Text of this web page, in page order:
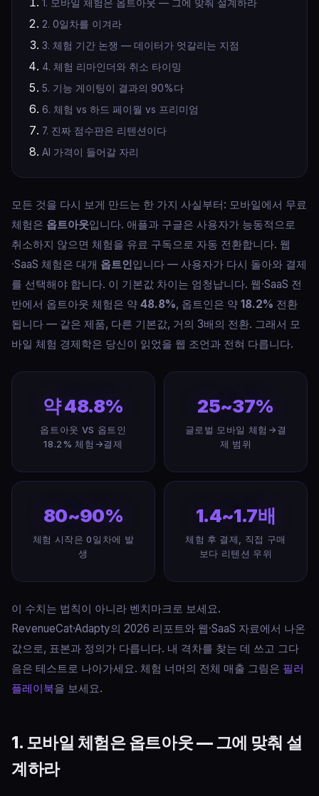
1. 모바일 체험은 옵트아웃 — 그에 맞춰 설계하라
2. 0일차를 이겨라
3. 체험 기간 논쟁 — 데이터가 엇갈리는 지점
4. 체험 리마인더와 취소 타이밍
5. 기능 게이팅이 결과의 90%다
6. 체험 vs 하드 페이월 vs 프리미엄
7. 진짜 점수판은 리텐션이다
AI 가격이 들어갈 자리
모든 것을 다시 보게 만드는 한 가지 사실부터: 모바일에서 무료
체험은 옵트아웃입니다. 애플과 구글은 사용자가 능동적으로
취소하지 않으면 체험을 유료 구독으로 자동 전환합니다. 웹
·SaaS 체험은 대개 옵트인입니다 — 사용자가 다시 돌아와 결제
를 선택해야 합니다. 이 기본값 차이는 엄청납니다. 웹·SaaS 전
반에서 옵트아웃 체험은 약 48.8%, 옵트인은 약 18.2% 전환
됩니다 — 같은 제품, 다른 기본값, 거의 3배의 전환. 그래서 모
바일 체험 경제학은 당신이 읽었을 웹 조언과 전혀 다릅니다.
약 48.8%
옵트아웃 VS 옵트인
18.2% 체험→결제
25~37%
글로벌 모바일 체험→결
제 범위
80~90%
체험 시작은 0일차에 발
생
1.4~1.7배
체험 후 결제, 직접 구매
보다 리텐션 우위
이 수치는 법칙이 아니라 벤치마크로 보세요.
RevenueCat·Adapty의 2026 리포트와 웹·SaaS 자료에서 나온
값으로, 표본과 정의가 다릅니다. 내 격차를 찾는 데 쓰고 그다
음은 테스트로 나아가세요. 체험 너머의 전체 매출 그림은 필러
플레이북을 보세요.
1. 모바일 체험은 옵트아웃 — 그에 맞춰 설
계하라